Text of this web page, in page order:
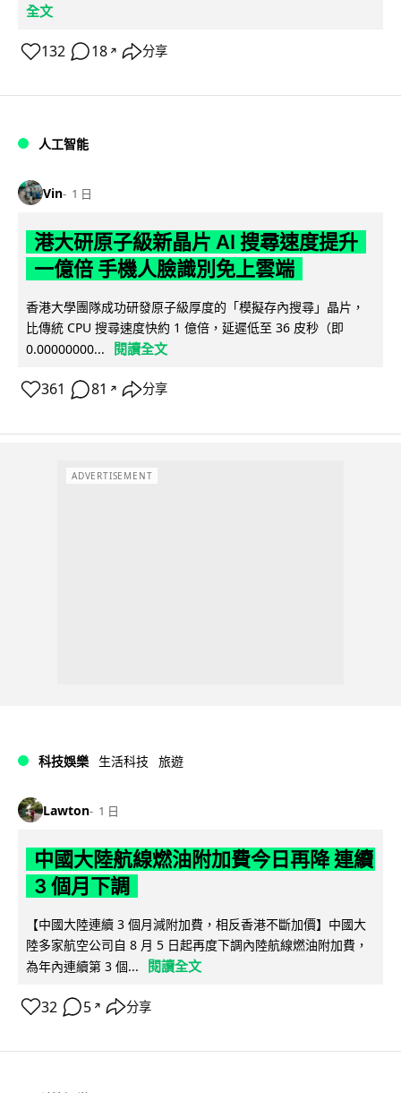
全文
132 18 ↗ 分享
人工智能
Vin 1 日
港大研原子級新晶片 AI 搜尋速度提升
一億倍 手機人臉識別免上雲端
香港大學團隊成功研發原子級厚度的「模擬存內搜尋」晶片，
比傳統 CPU 搜尋速度快約 1 億倍，延遲低至 36 皮秒（即
0.00000000...
閱讀全文
361 81 ↗ 分享
ADVERTISEMENT
科技娛樂 生活科技 旅遊
Lawton 1 日
中國大陸航線燃油附加費今日再降 連續
3 個月下調
【中國大陸連續 3 個月減附加費，相反香港不斷加價】中國大
陸多家航空公司自 8 月 5 日起再度下調內陸航線燃油附加費，
為年內連續第 3 個...
閱讀全文
32 5 ↗ 分享